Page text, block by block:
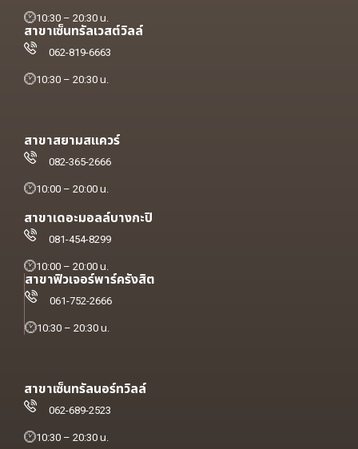
10:30 – 20:30 น.
สาขาเซ็นทรัลเวสต์วิลล์
062-819-6663
10:30 – 20:30 น.
สาขาสยามสแควร์
082-365-2666
10:00 – 20:00 น.
สาขาเดอะมอลล์บางกะปิ
081-454-8299
10:00 – 20:00 น.
สาขาฟิวเจอร์พาร์ครังสิต
061-752-2666
10:30 – 20:30 น.
สาขาเซ็นทรัลนอร์ทวิลล์
062-689-2523
10:30 – 20:30 น.